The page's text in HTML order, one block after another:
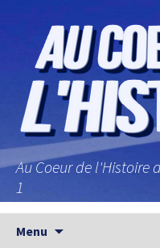
Au Coeur de l'Histoire
1
Menu